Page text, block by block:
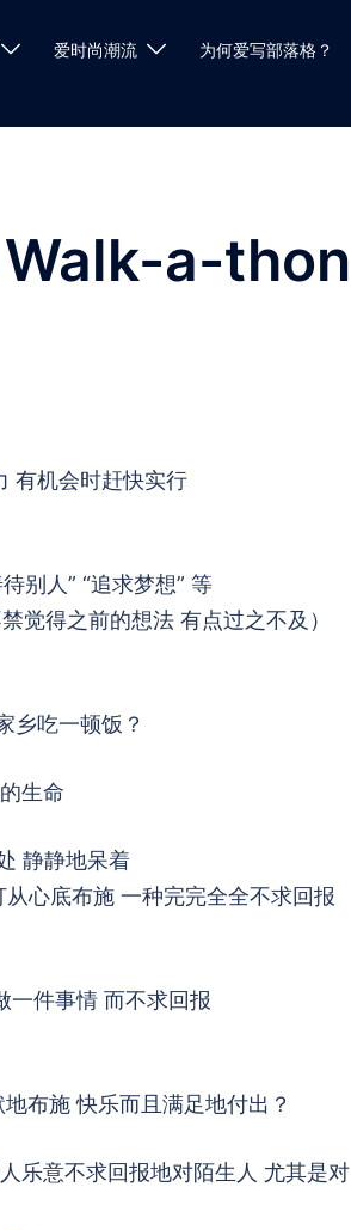
爱时尚潮流 为何爱写部落格？
a-thon
有机会时赶快实行
别人” “追求梦想” 等
觉得之前的想法 有点过之不及）
乡吃一顿饭？
生命
静静地呆着
心底布施 一种完完全全不求回报
一件事情 而不求回报
布施 快乐而且满足地付出？
乐意不求回报地对陌生人 尤其是对